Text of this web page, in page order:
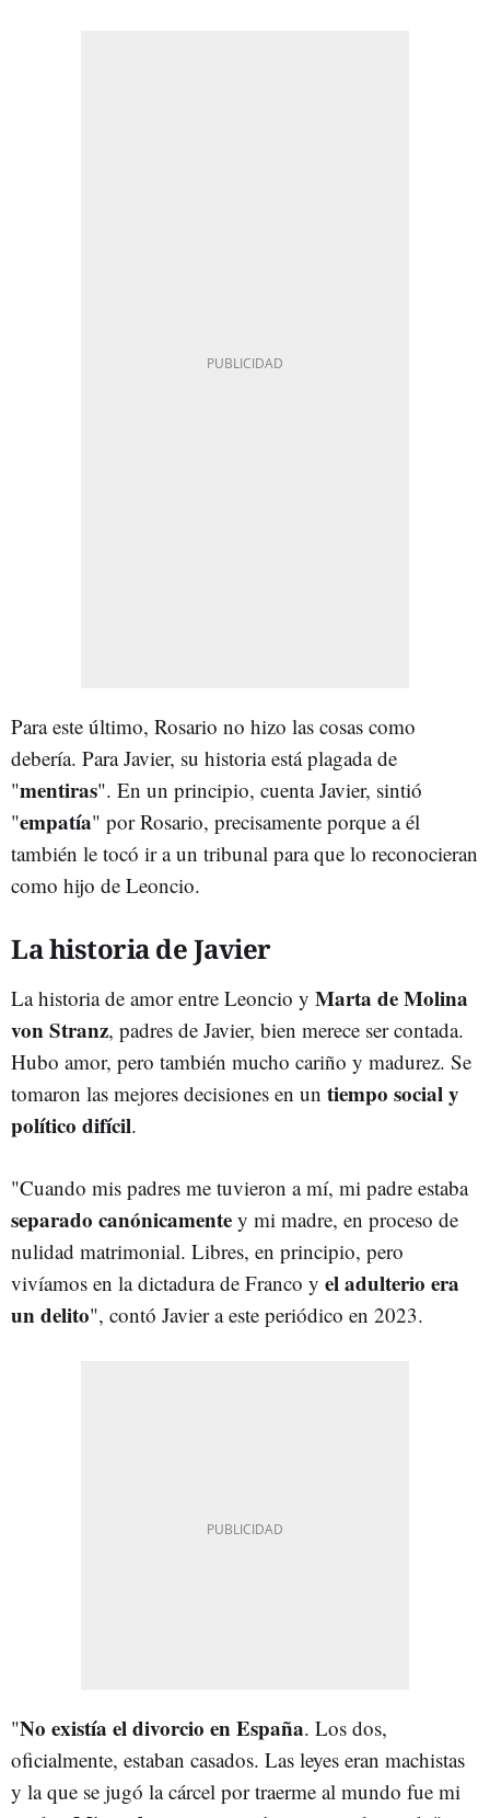
Para este último, Rosario no hizo las cosas como
debería. Para Javier, su historia está plagada de
"mentiras". En un principio, cuenta Javier, sintió
"empatía" por Rosario, precisamente porque a él
también le tocó ir a un tribunal para que lo reconocieran
como hijo de Leoncio.
La historia de Javier
La historia de amor entre Leoncio y Marta de Molina
von Stranz, padres de Javier, bien merece ser contada.
Hubo amor, pero también mucho cariño y madurez. Se
tomaron las mejores decisiones en un tiempo social y
político difícil.
"Cuando mis padres me tuvieron a mí, mi padre estaba
separado canónicamente y mi madre, en proceso de
nulidad matrimonial. Libres, en principio, pero
vivíamos en la dictadura de Franco y el adulterio era
un delito", contó Javier a este periódico en 2023.
"No existía el divorcio en España. Los dos,
oficialmente, estaban casados. Las leyes eran machistas
y la que se jugó la cárcel por traerme al mundo fue mi